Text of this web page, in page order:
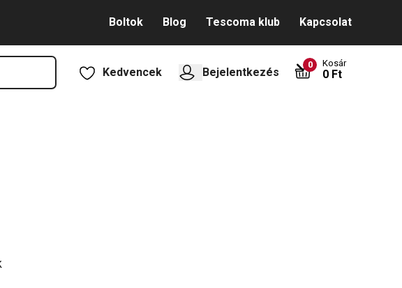
Boltok Blog Tescoma klub Kapcsolat
Kedvencek Bejelentkezés
0 Kosár
0 Ft